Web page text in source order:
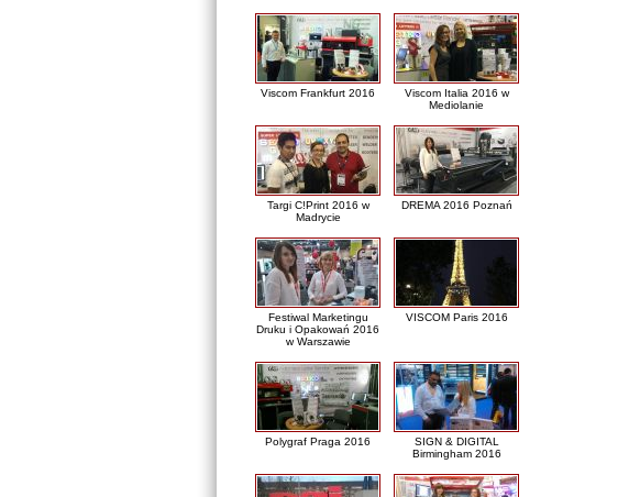
Viscom Frankfurt 2016
Viscom Italia 2016 w
Mediolanie
Targi C!Print 2016 w
Madrycie
DREMA 2016 Poznań
Festiwal Marketingu
Druku i Opakowań 2016
w Warszawie
VISCOM Paris 2016
Polygraf Praga 2016
SIGN & DIGITAL
Birmingham 2016